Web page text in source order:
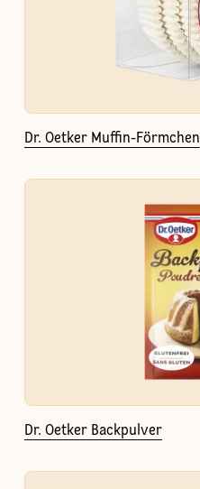
Dr. Oetker Muffin-Förmchen
Dr. Oetker Backpulver